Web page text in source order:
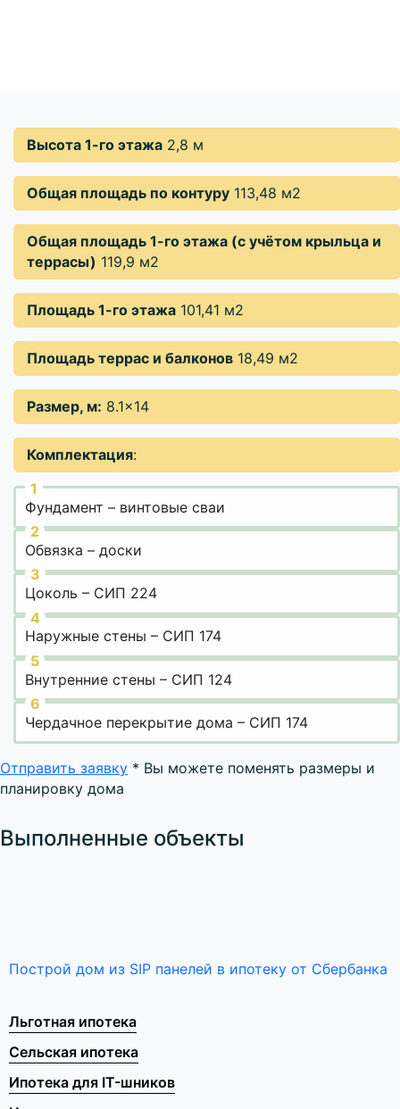
Высота 1-го этажа 2,8 м
Общая площадь по контуру 113,48 м2
Общая площадь 1-го этажа (с учётом крыльца и
террасы) 119,9 м2
Площадь 1-го этажа 101,41 м2
Площадь террас и балконов 18,49 м2
Размер, м: 8.1×14
Комплектация:
Фундамент – винтовые сваи
Обвязка – доски
Цоколь – СИП 224
Наружные стены – СИП 174
Внутренние стены – СИП 124
Чердачное перекрытие дома – СИП 174
Отправить заявку * Вы можете поменять размеры и
планировку дома
Выполненные объекты
Построй дом из SIP панелей в ипотеку от Сбербанка
Льготная ипотека
Сельская ипотека
Ипотека для IT-шников